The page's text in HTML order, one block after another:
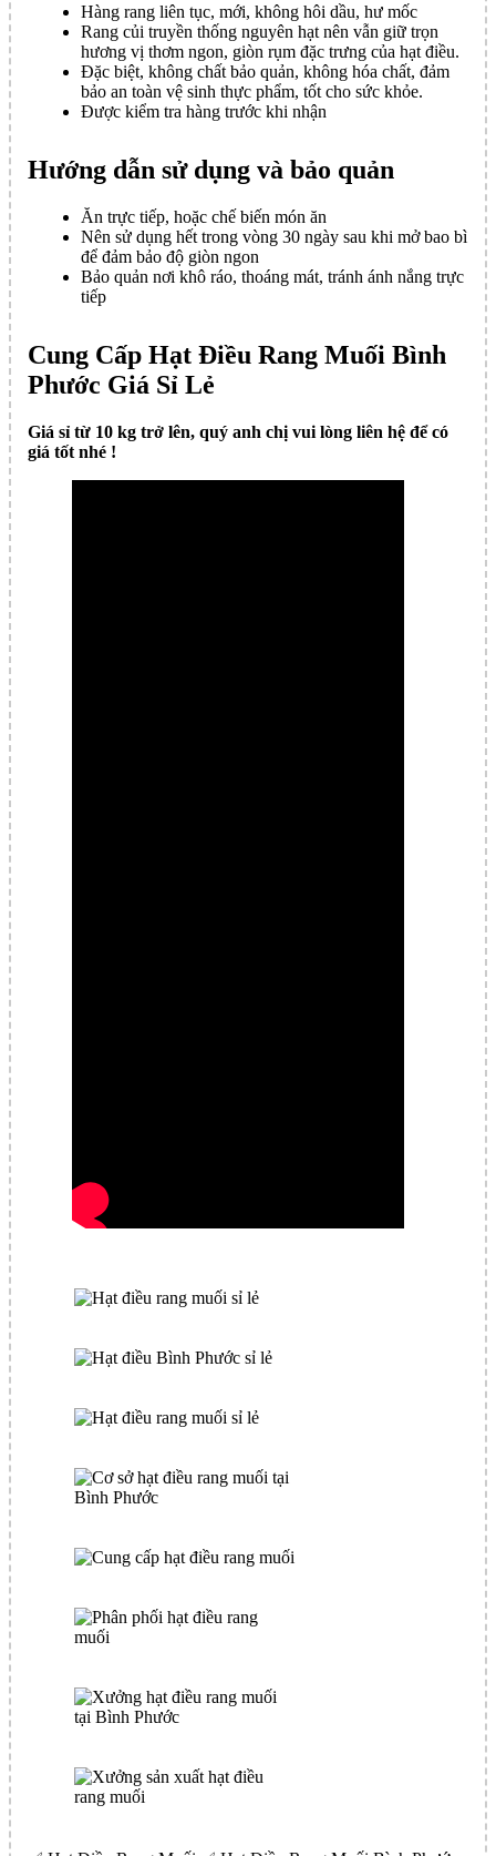
Hàng rang liên tục, mới, không hôi dầu, hư mốc
Rang củi truyền thống nguyên hạt nên vẫn giữ trọn
hương vị thơm ngon, giòn rụm đặc trưng của hạt điều.
Đặc biệt, không chất bảo quản, không hóa chất, đảm
bảo an toàn vệ sinh thực phẩm, tốt cho sức khỏe.
Được kiểm tra hàng trước khi nhận
Hướng dẫn sử dụng và bảo quản
Ăn trực tiếp, hoặc chế biến món ăn
Nên sử dụng hết trong vòng 30 ngày sau khi mở bao bì
để đảm bảo độ giòn ngon
Bảo quản nơi khô ráo, thoáng mát, tránh ánh nắng trực
tiếp
Cung Cấp Hạt Điều Rang Muối Bình
Phước Giá Sỉ Lẻ
Giá sỉ từ 10 kg trở lên, quý anh chị vui lòng liên hệ để có
giá tốt nhé !